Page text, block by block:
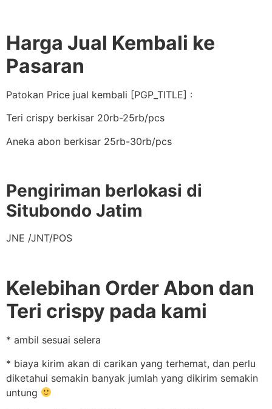
Harga Jual Kembali ke
Pasaran
Patokan Price jual kembali [PGP_TITLE] :
Teri crispy berkisar 20rb-25rb/pcs
Aneka abon berkisar 25rb-30rb/pcs
Pengiriman berlokasi di
Situbondo Jatim
JNE /JNT/POS
Kelebihan Order Abon dan
Teri crispy pada kami
* ambil sesuai selera
* biaya kirim akan di carikan yang terhemat, dan perlu
diketahui semakin banyak jumlah yang dikirim semakin
untung